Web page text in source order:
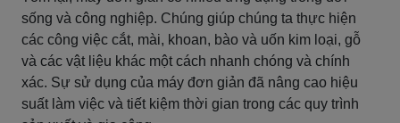
sống và công nghiệp. Chúng giúp chúng ta thực hiện
các công việc cắt, mài, khoan, bào và uốn kim loại, gỗ
và các vật liệu khác một cách nhanh chóng và chính
xác. Sự sử dụng của máy đơn giản đã nâng cao hiệu
suất làm việc và tiết kiệm thời gian trong các quy trình